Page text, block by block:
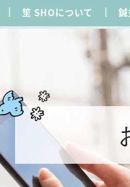
笙 SHOについて